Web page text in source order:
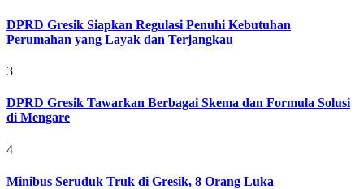
DPRD Gresik Siapkan Regulasi Penuhi Kebutuhan
Perumahan yang Layak dan Terjangkau
3
DPRD Gresik Tawarkan Berbagai Skema dan Formula Solusi
di Mengare
4
Minibus Seruduk Truk di Gresik, 8 Orang Luka